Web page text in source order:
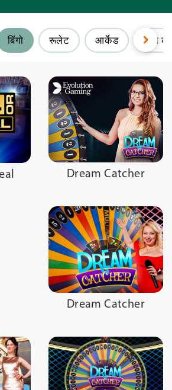
बिंगो रूलेट आर्केड पत्तो
Dream Catcher
Dream Catcher